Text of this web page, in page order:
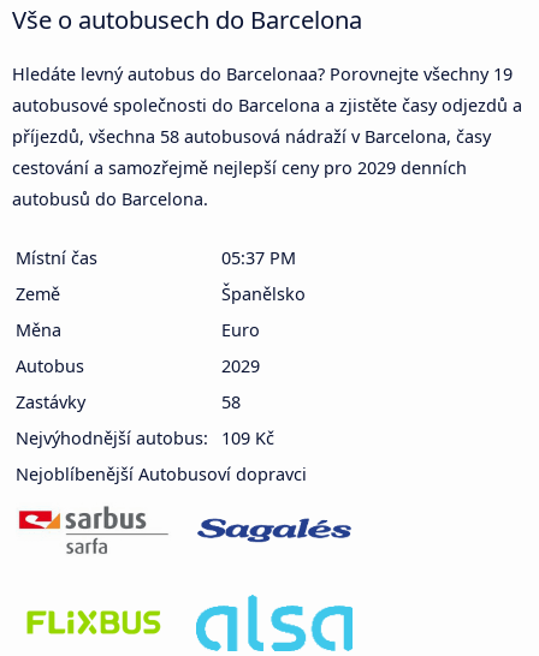
Vše o autobusech do Barcelona
Hledáte levný autobus do Barcelonaa? Porovnejte všechny 19
autobusové společnosti do Barcelona a zjistěte časy odjezdů a
příjezdů, všechna 58 autobusová nádraží v Barcelona, časy
cestování a samozřejmě nejlepší ceny pro 2029 denních
autobusů do Barcelona.
Místní čas
05:37 PM
Země
Španělsko
Měna
Euro
Autobus
2029
Zastávky
58
Nejvýhodnější autobus:
109 Kč
Nejoblíbenější Autobusoví dopravci